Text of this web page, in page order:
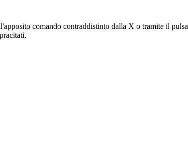
comando contraddistinto dalla X o tramite il